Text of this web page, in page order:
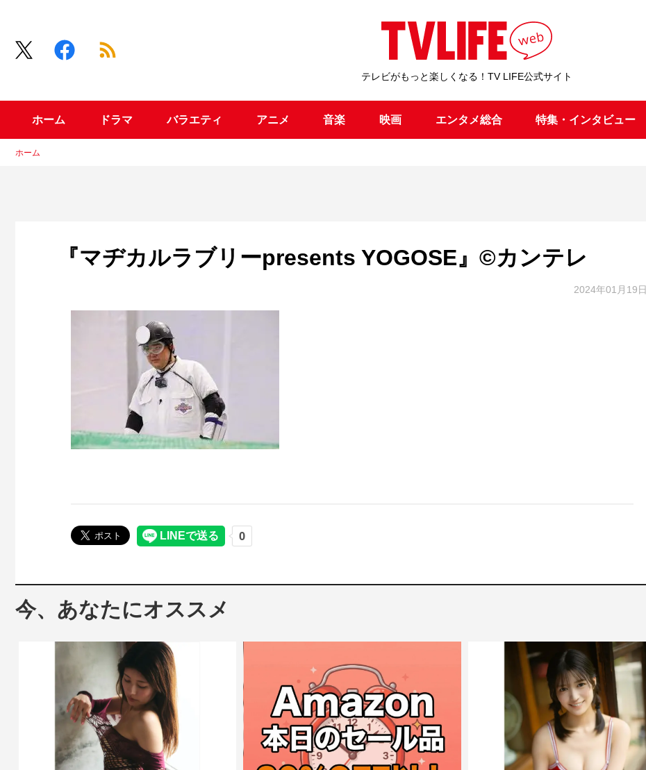
テレビがもっと楽しくなる！TV LIFE公式サイト
ホーム ドラマ バラエティ アニメ 音楽 映画 エンタメ総合 特集・インタビュー
ホーム
『マヂカルラブリーpresents YOGOSE』©カンテレ
2024年01月19日
今、あなたにオススメ